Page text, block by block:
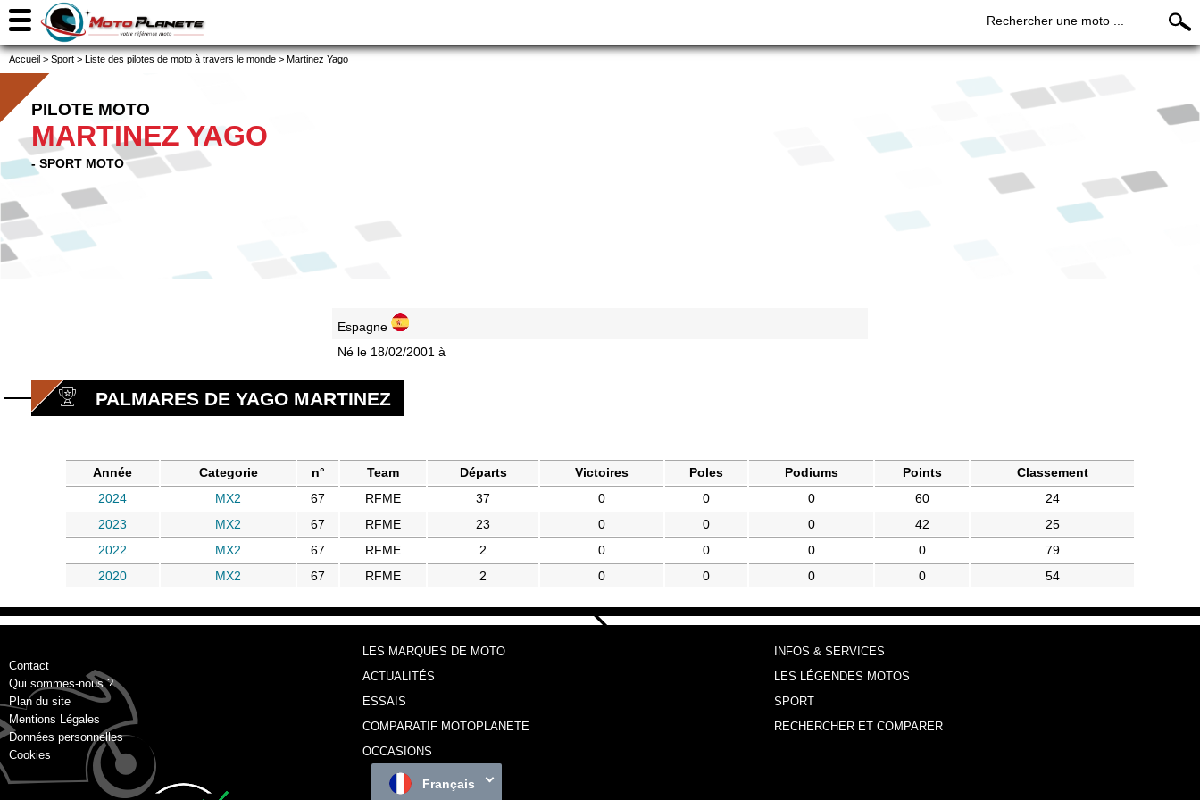
Rechercher une moto ...
Accueil > Sport > Liste des pilotes de moto à travers le monde > Martinez Yago
PILOTE MOTO
MARTINEZ YAGO
- SPORT MOTO
Espagne
Né le 18/02/2001 à
PALMARES DE YAGO MARTINEZ
Année Categorie n° Team Départs Victoires Poles Podiums Points
Classement
2024
MX2 67 RFME 37 0 0 0 60
24
2023
MX2 67 RFME 23 0 0 0 42
25
2022
MX2 67 RFME 2 0 0 0 0
79
2020
MX2 67 RFME 2 0 0 0 0 54
Contact
Qui sommes-nous ?
Plan du site
Mentions Légales
Données personnelles
Cookies
LES MARQUES DE MOTO
INFOS & SERVICES
ACTUALITÉS
LES LÉGENDES MOTOS
ESSAIS
SPORT
COMPARATIF MOTOPLANETE
RECHERCHER ET COMPARER
OCCASIONS
Français